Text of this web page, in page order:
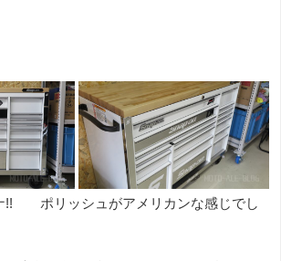
!! ポリッシュがアメリカンな感じでし